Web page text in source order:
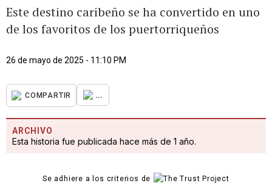
Este destino caribeño se ha convertido en uno
de los favoritos de los puertorriqueños
26 de mayo de 2025 - 11:10 PM
COMPARTIR ...
ARCHIVO
Esta historia fue publicada hace más de 1 año.
Se adhiere a los criterios de